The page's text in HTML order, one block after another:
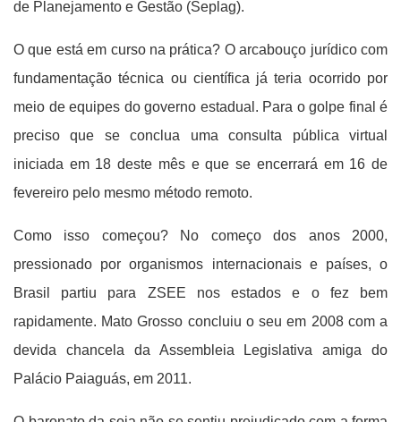
de Planejamento e Gestão (Seplag).
O que está em curso na prática? O arcabouço jurídico com
fundamentação técnica ou científica já teria ocorrido por
meio de equipes do governo estadual. Para o golpe final é
preciso que se conclua uma consulta pública virtual
iniciada em 18 deste mês e que se encerrará em 16 de
fevereiro pelo mesmo método remoto.
Como isso começou? No começo dos anos 2000,
pressionado por organismos internacionais e países, o
Brasil partiu para ZSEE nos estados e o fez bem
rapidamente. Mato Grosso concluiu o seu em 2008 com a
devida chancela da Assembleia Legislativa amiga do
Palácio Paiaguás, em 2011.